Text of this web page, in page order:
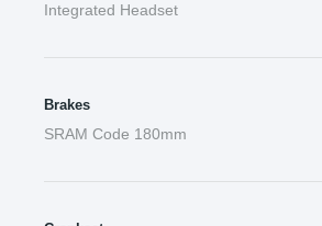
Integrated Headset
Brakes
SRAM Code 180mm